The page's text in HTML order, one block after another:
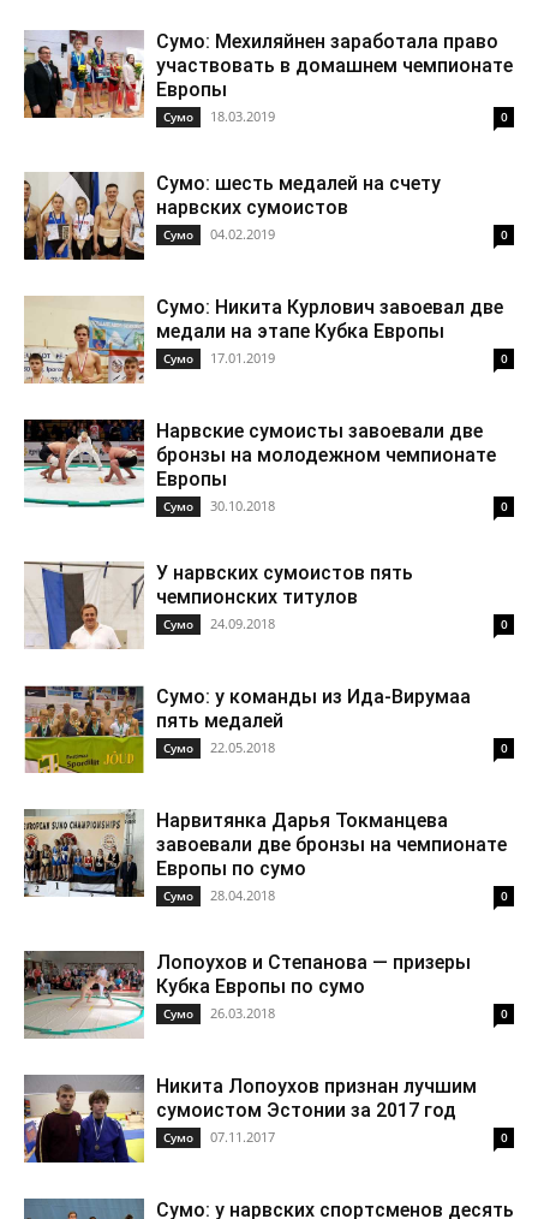
Сумо: Мехиляйнен заработала право
участвовать в домашнем чемпионате
Европы
Cумо 18.03.2019 0
Сумо: шесть медалей на счету
нарвских сумоистов
Cумо 04.02.2019 0
Сумо: Никита Курлович завоевал две
медали на этапе Кубка Европы
Cумо 17.01.2019 0
Нарвские сумоисты завоевали две
бронзы на молодежном чемпионате
Европы
Cумо 30.10.2018 0
У нарвских сумоистов пять
чемпионских титулов
Cумо 24.09.2018 0
Сумо: у команды из Ида-Вирумаа
пять медалей
Cумо 22.05.2018 0
Нарвитянка Дарья Токманцева
завоевали две бронзы на чемпионате
Европы по сумо
Cумо 28.04.2018 0
Лопоухов и Степанова — призеры
Кубка Европы по сумо
Cумо 26.03.2018 0
Никита Лопоухов признан лучшим
сумоистом Эстонии за 2017 год
Cумо 07.11.2017 0
Сумо: у нарвских спортсменов десять